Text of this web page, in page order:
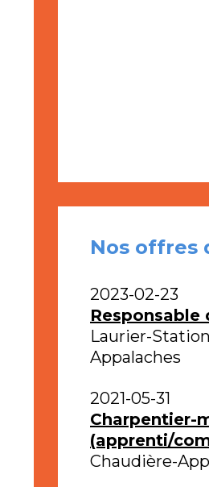
Nos offres
2023-02-23
Responsable
Laurier-
Appalaches
2021-05-31
Charpentier-
(apprenti/
Chaudière-